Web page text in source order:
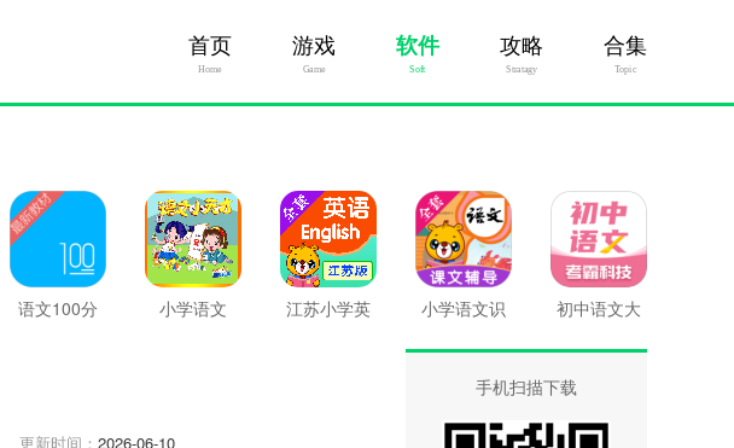
首页
Home
游戏
Game
软件
Soft
攻略
Stratagy
合集
Topic
语文100分 小学语文
江苏小学英
小学语文识
初中语文大
手机扫描下载
更新时间： 2026-06-10